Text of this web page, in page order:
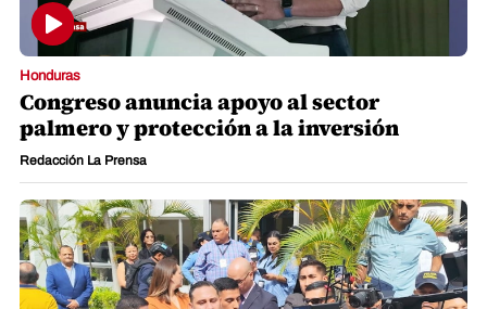
Honduras
Congreso anuncia apoyo al sector
palmero y protección a la inversión
Redacción La Prensa